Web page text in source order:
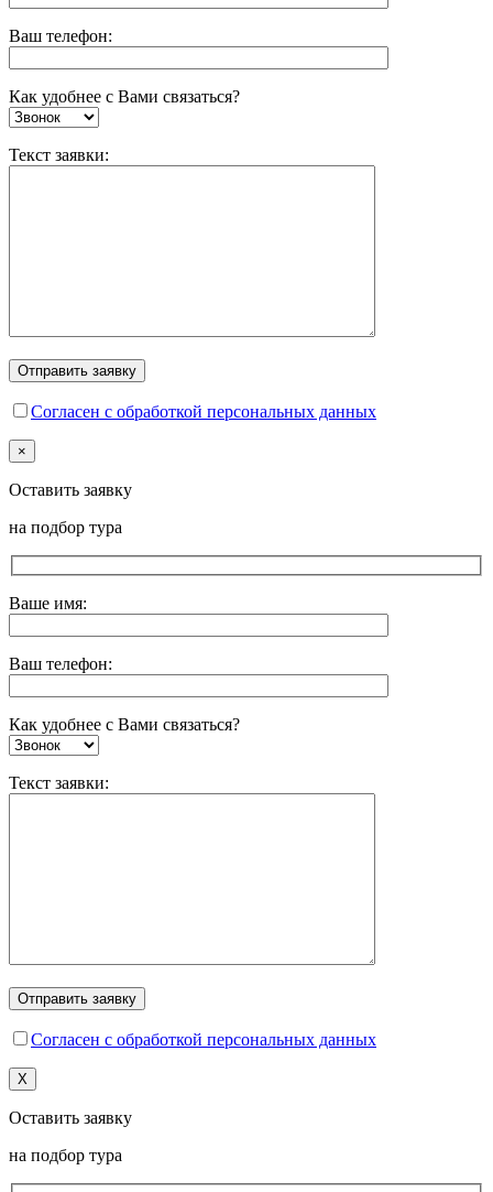
Ваш телефон:
Как удобнее с Вами связаться?
Текст заявки:
Согласен с обработкой персональных данных
×
Оставить заявку
на подбор тура
Ваше имя:
Ваш телефон:
Как удобнее с Вами связаться?
Текст заявки:
Согласен с обработкой персональных данных
X
Оставить заявку
на подбор тура